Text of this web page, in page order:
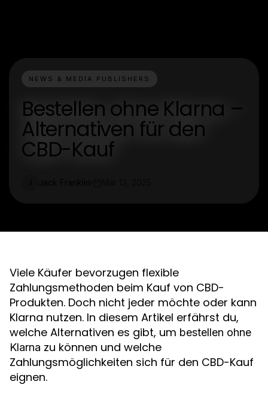
NEWS & MEDIA PUBLISHERS
Bestellen ohne Klarna –
Alternativen für den
CBD-Kauf
Viele Käufer bevorzugen flexible
Zahlungsmethoden beim Kauf von CBD-
Produkten. Doch nicht jeder möchte oder kann
Klarna nutzen. In diesem Artikel erfährst du,
welche Alternativen es gibt, um bestellen ohne
Klarna zu können und welche
Zahlungsmöglichkeiten sich für den CBD-Kauf
eignen.